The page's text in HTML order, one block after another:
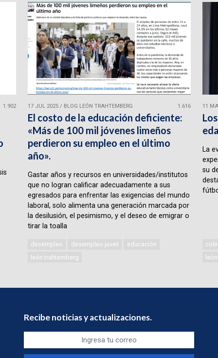
1.902 17 JUL 2025/ BLOG LEÓN TRAHTEMBERG 1.616
El costo de la educación deficiente:
«Más de 100 mil jóvenes limeños
perdieron su empleo en el último
año».
Gastar años y recursos en universidades/institutos
que no logran calificar adecuadamente a sus
egresados para enfrentar las exigencias del mundo
laboral, solo alimenta una generación marcada por
la desilusión, el pesimismo, y el deseo de emigrar o
tirar la toalla
desempleo desempleo juveil
educación
león trahtemberg
11
La
su
Recibe noticias y actualizaciones.